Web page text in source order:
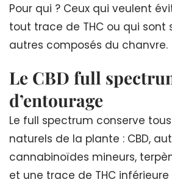
Pour qui ? Ceux qui veulent
tout trace de THC ou qui sont
autres composés du chanvre.
Le CBD full
d’entourage
Le full spectrum conserve
naturels de la plante : CBD,
cannabinoïdes mineurs,
et une trace de THC inférieure